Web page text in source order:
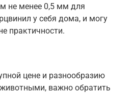
не менее 0,5 мм для
у себя дома, и могу
практичности.
цене и разнообразию
важно обратить